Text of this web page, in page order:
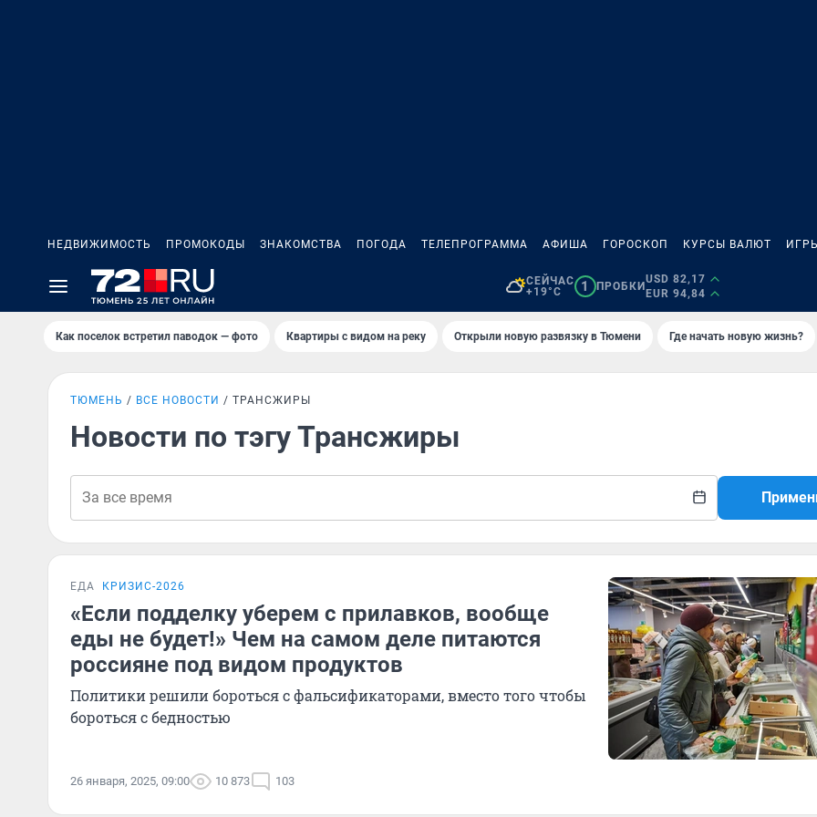
НЕДВИЖИМОСТЬ ПРОМОКОДЫ ЗНАКОМСТВА ПОГОДА ТЕЛЕПРОГРАММА АФИША ГОРОСКОП КУРСЫ ВАЛЮТ
СЕЙЧАС
+19°C
1 ПРОБКИ
USD 82,17
EUR 94,84
Как поселок встретил паводок — фото Квартиры с видом на реку Открыли новую развязку в Тюмени Где начать новую жизнь?
ТЮМЕНЬ ВСЕ НОВОСТИ ТРАНСЖИРЫ
Новости по тэгу Трансжиры
ЕДА КРИЗИС-2026
«Если подделку уберем с прилавков, вообще
еды не будет!» Чем на самом деле питаются
россияне под видом продуктов
Политики решили бороться с фальсификаторами, вместо того чтобы
бороться с бедностью
26 января, 2025, 09:00 10 873 103